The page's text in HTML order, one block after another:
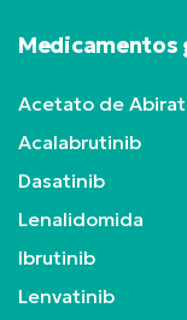
Medicamentos
Acetato de
Acalabrutinib
Dasatinib
Lenalidomida
Ibrutinib
Lenvatinib